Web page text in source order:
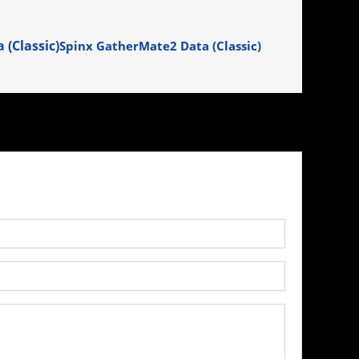
Spinx GatherMate2 Data (Classic)